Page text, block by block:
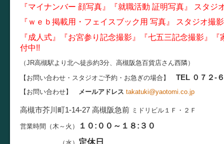
『マイナンバー 顔写真』『就職活動 証明写真』 スタジ
『ｗｅｂ掲載用・フェイスブック用 写真』 スタジオ撮
『成人式』『お宮参り記念撮影』『七五三記念撮影』
付中!!
（JR高槻駅より北へ徒歩約3分、高槻阪急百貨店さん西隣）
【お問い合わせ・スタジオご予約・お急ぎの場合】 TEL ０７２-
【お問い合わせ】 メールアドレス takatuki@yaotomi.co.jp
高槻市芥川町1-14-27 高槻阪急前 ミドリビル１Ｆ・２Ｆ
営業時間（木～火） １０:００～１８ :３０
定休日